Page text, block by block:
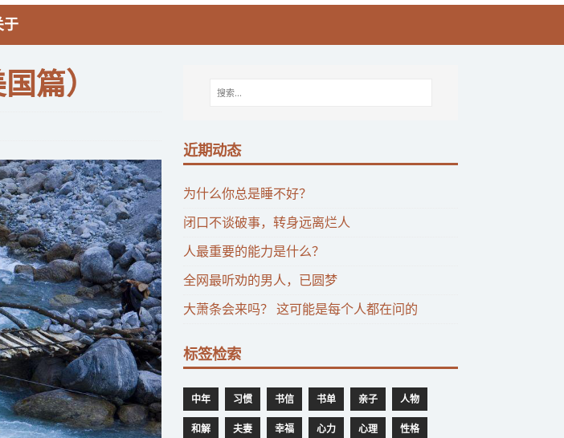
于
篇）
近期动态
为什么你总是睡不好？
闭口不谈破事，转身远离烂人
人最重要的能力是什么？
全网最听劝的男人，已圆梦
大萧条会来吗？ 这可能是每个人都在问的
标签检索
中年 习惯 书信 书单 亲子 人物
和解 夫妻 幸福 心力 心理 性格